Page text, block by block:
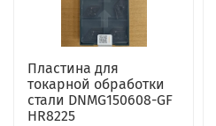
Пластина для
токарной обработки
стали DNMG150608-GF
HR8225